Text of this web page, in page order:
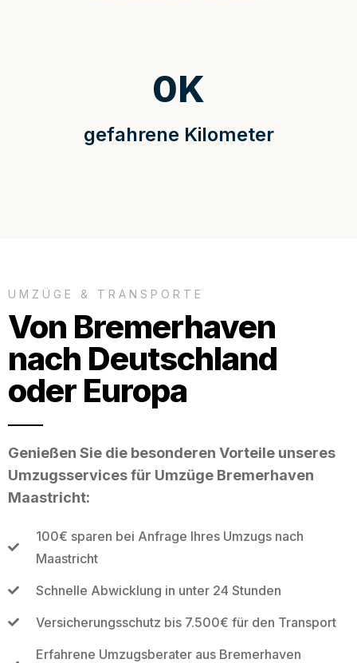
gefahrene Kilometer
0K
UMZÜGE & TRANSPORTE
Von Bremerhaven
nach Deutschland
oder Europa
Genießen Sie die besonderen Vorteile unseres
Umzugsservices für Umzüge Bremerhaven
Maastricht:
100€ sparen bei Anfrage Ihres Umzugs nach
Maastricht
Schnelle Abwicklung in unter 24 Stunden
Versicherungsschutz bis 7.500€ für den Transport
Erfahrene Umzugsberater aus Bremerhaven